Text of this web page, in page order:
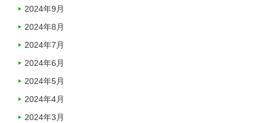
2024年9月
2024年8月
2024年7月
2024年6月
2024年5月
2024年4月
2024年3月